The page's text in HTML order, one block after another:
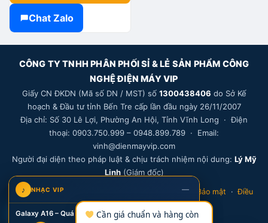
Chat Zalo
V
CÔNG TY TNHH PHÂN PHỐI SỈ & LẺ SẢN PHẨM CÔNG
NGHỆ ĐIỆN MÁY VIP
Giấy CN ĐKDN (Mã số DN / MST) số 1300438406 do Sở Kế
hoạch & Đầu tư tỉnh Bến Tre cấp lần đầu ngày 26/11/2007
Địa chỉ: Số 30 Lê Lợi, Phường An Hội, Tỉnh Vĩnh Long · Điện
thoại: 0903.750.999 – 0948.899.789 · Email:
vinh@dienmayvip.com
Người đại diện theo pháp luật & chịu trách nhiệm nội dung: Lý Mỹ
Linh(Giám đốc)
Bảo hành·Đổi trả Thanh toán· Bảo mật ·Điều
khoản·Khiếu nại·Thông tin DN
Cần giá chuẩn và hàng còn
♪ NHẠC VIP —
Galaxy A16 – Quá Đã Tại Điện Máy VIP (bản 1)